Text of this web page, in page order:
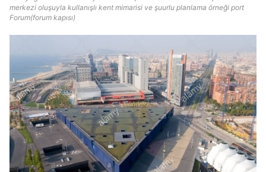
merkezi oluşuyla kullanışlı kent mimarisi ve şuurlu planlama örneği port
Forum(forum kapısı)